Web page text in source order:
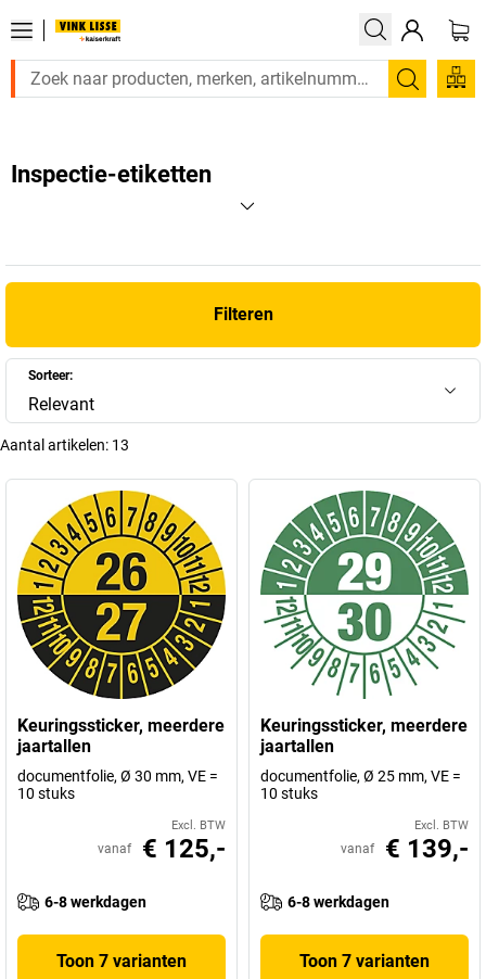
Zoeken
Inspectie-etiketten
Filteren
Sorteer:
Relevant
Aantal artikelen: 13
Keuringssticker, meerdere
jaartallen
documentfolie, Ø 30 mm, VE =
10 stuks
Excl. BTW
vanaf € 125,-
6-8 werkdagen
Toon 7 varianten
Keuringssticker, meerdere
jaartallen
documentfolie, Ø 25 mm, VE =
10 stuks
Excl. BTW
vanaf € 139,-
6-8 werkdagen
Toon 7 varianten